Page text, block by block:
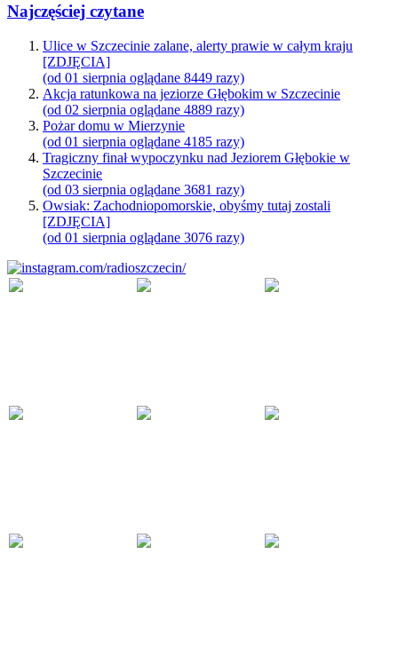
Najczęściej czytane
Ulice w Szczecinie zalane, alerty prawie w całym kraju
[ZDJĘCIA]
(od 01 sierpnia oglądane 8449 razy)
Akcja ratunkowa na jeziorze Głębokim w Szczecinie
(od 02 sierpnia oglądane 4889 razy)
Pożar domu w Mierzynie
(od 01 sierpnia oglądane 4185 razy)
Tragiczny finał wypoczynku nad Jeziorem Głębokie w
Szczecinie
(od 03 sierpnia oglądane 3681 razy)
Owsiak: Zachodniopomorskie, obyśmy tutaj zostali
[ZDJĘCIA]
(od 01 sierpnia oglądane 3076 razy)